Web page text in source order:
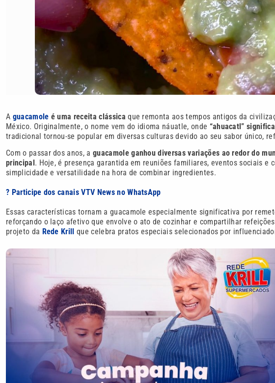
A guacamole é uma receita clássicaque remonta aos tempos antigos da
México. Originalmente, o nome vem do idioma náuatle, onde “ahuacatl”
tradicional tornou-se popular em diversas culturas devido ao seu sabor único,
Com o passar dos anos, a guacamole ganhou diversas variações ao redor do
principal. Hoje, é presença garantida em reuniões familiares, eventos sociais e
simplicidade e versatilidade na hora de combinar ingredientes.
? Participe dos canais VTV News no WhatsApp
Essas características tornam a guacamole especialmente significativa por
reforçando o laço afetivo que envolve o ato de cozinhar e compartilhar
projeto da Rede Krill que celebra pratos especiais selecionados por